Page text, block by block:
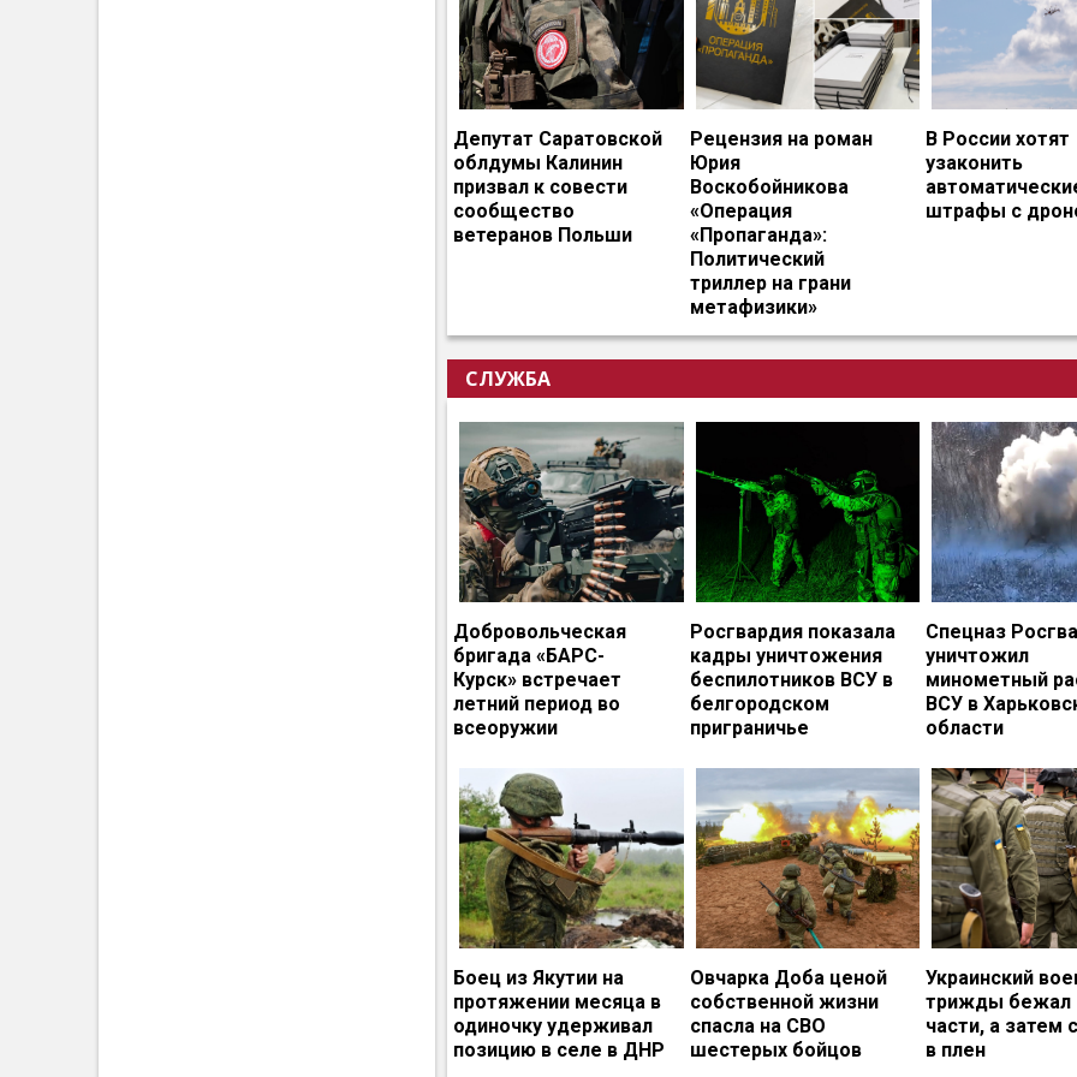
Депутат Саратовской
облдумы Калинин
призвал к совести
сообщество
ветеранов Польши
Рецензия на роман
Юрия
Воскобойникова
«Операция
«Пропаганда»:
Политический
триллер на грани
метафизики»
В России хотят
узаконить
штрафы с
СЛУЖБА
Добровольческая
бригада «БАРС-
Курск» встречает
летний период во
всеоружии
Росгвардия показала
кадры уничтожения
беспилотников ВСУ в
белгородском
приграничье
Спецназ
уничтожил
минометный
ВСУ в
области
Боец из Якутии на
протяжении месяца в
одиночку удерживал
позицию в селе в ДНР
Овчарка Доба ценой
собственной жизни
спасла на СВО
шестерых бойцов
Украинский
трижды бежал
части, а затем
в плен